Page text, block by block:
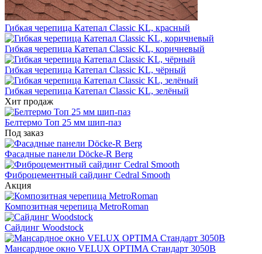
Гибкая черепица Катепал Classic KL, красный
Гибкая черепица Катепал Classic KL, коричневый
Гибкая черепица Катепал Classic KL, чёрный
Гибкая черепица Катепал Classic KL, зелёный
Хит продаж
Белтермо Топ 25 мм шип-паз
Под заказ
Фасадные панели Döcke-R Berg
Фиброцементный сайдинг Cedral Smooth
Акция
Композитная черепица MetroRoman
Cайдинг Woodstock
Мансардное окно VELUX OPTIMA Стандарт 3050B